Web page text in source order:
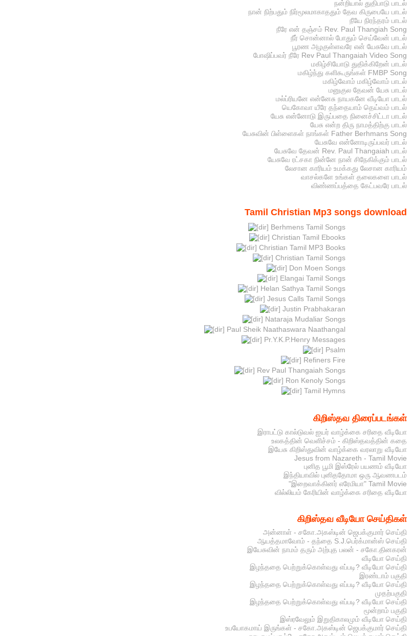
நன்றியால் துதிபாடு பாடல்
நான் நிற்பதும் நிர்மூலமாகாததும் தேவ கிருபையே பாடல்
நீயே நிரந்தரம் பாடல்
நீரே என் தஞ்சம் Rev. Paul Thangiah Song
நீர் சொன்னால் போதும் செய்வேன் பாடல்
பூரண அழகுள்ளவரே என் யேசுவே பாடல்
போஷிப்பவர் நீரே Rev Paul Thangaiah Video Song
மகிழ்சியோடு துதிக்கிறேன் பாடல்
மகிழ்ந்து களிகூருங்கள் FMBP Song
மகிழ்வோம் மகிழ்வோம் பாடல்
மனுகுல தேவன் யேசு பாடல்
மல்ப்ரியனே என்னேசு நாயகனே வீடியோ பாடல்
யெகோவா யீரே தந்தையாம் தெய்வம் பாடல்
யேசு என்னோடு இருப்பதை நினைச்சிட்டா பாடல்
யேசு என்ற திரு நாமத்திற்கு பாடல்
யேசுவின் பிள்ளைகள் நாங்கள் Father Berhmans Song
யேசுவே என்னோடிருப்பவர் பாடல்
யேசுவே தேவன் Rev. Paul Thangaiah பாடல்
யேசுவே ரட்சகா நின்னே நான் சிநேகிக்கும் பாடல்
லேசான காரியம் உமக்கது லேசான காரியம்
வாசல்களே உங்கள் தலைகளை பாடல்
விண்ணப்பத்தை கேட்பவரே பாடல்
Tamil Christian Mp3 songs download
Berhmens Tamil Songs
Christian Tamil Ebooks
Christian Tamil MP3 Books
Christian Tamil Songs
Don Moen Songs
Elangai Tamil Songs
Helan Sathya Tamil Songs
Jesus Calls Tamil Songs
Justin Prabhakaran
Nataraja Mudaliar Songs
Paul Sheik Naathaswara Naathangal
Pr.Y.K.P.Henry Messages
Psalm
Refiners Fire
Rev Paul Thangaiah Songs
Ron Kenoly Songs
Tamil Hymns
கிறிஸ்தவ திரைப்படங்கள்
இராபட்டு கால்டுவல் ஐயர் வாழ்க்கை சரிதை வீடியோ
உலகத்தின் வெளிச்சம் - கிறிஸ்தவத்தின் கதை
இயேசு கிறிஸ்துவின் வாழ்க்கை வரலாறு வீடியோ
Jesus from Nazareth - Tamil Movie
புனித பூமி இஸ்ரேல் பயணம் வீடியோ
இந்தியாவில் புனிததோமா ஒரு ஆவணபடம்
"இறைவாக்கினர் எரேமியா" Tamil Movie
வில்லியம் கேரியின் வாழ்க்கை சரிதை வீடியோ
கிறிஸ்தவ வீடியோ செய்திகள்
அன்னாள் - சகோ.அகஸ்டின் ஜெபக்குமார் செய்தி
ஆயத்தமாவோம் - தந்தை S.J.பெர்க்மான்ஸ் செய்தி
இயேசுவின் நாமம் தரும் அற்புத பலன் - சகோ.தினகரன்
வீடியோ செய்தி
இழந்ததை பெற்றுக்கொள்வது எப்படி? வீடியோ செய்தி
இரண்டாம் பகுதி
இழந்ததை பெற்றுக்கொள்வது எப்படி? வீடியோ செய்தி
முதற்பகுதி
இழந்ததை பெற்றுக்கொள்வது எப்படி? வீடியோ செய்தி
மூன்றாம் பகுதி
இஸ்ரவேலும் இறுதிகாலமும் வீடியோ செய்தி
உபயோகமாய் இருங்கள் - சகோ.அகஸ்டின் ஜெபக்குமார் செய்தி